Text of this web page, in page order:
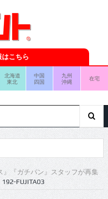
こちら
北海道
東北
中国
四国
九州
沖縄
在宅
『ガチパン』スタッフが再集
192-FUJITA03